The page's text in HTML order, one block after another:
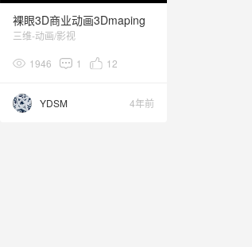
裸眼3D商业动画3Dmaping
三维-动画/影视
1946 1 12
YDSM 4年前